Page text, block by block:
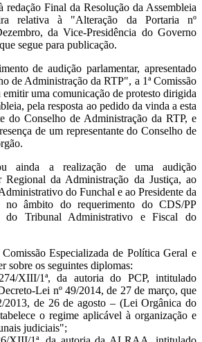
redação Final da Resolução da Assembleia
relativa à "Alteração da Portaria nº
da Vice-Presidência do Governo
segue para publicação.
de audição parlamentar, apresentado
de Administração da RTP", a 1ª Comissão
uma comunicação de protesto dirigida
pela resposta ao pedido da vinda a esta
do Conselho de Administração da RTP, e
de um representante do Conselho de
ainda a realização de uma audição
Regional da Administração da Justiça, ao
do Funchal e ao Presidente da
no âmbito do requerimento do CDS/PP
do Tribunal Administrativo e Fiscal do
Especializada de Política Geral e
sobre os seguintes diplomas:
XIII/1ª, da autoria do PCP, intitulado
Lei nº 49/2014, de 27 de março, que
2013, de 26 de agosto – (Lei Orgânica do
o regime aplicável à organização e
judiciais";